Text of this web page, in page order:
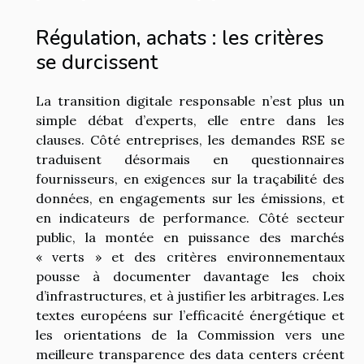
Régulation, achats : les critères
se durcissent
La transition digitale responsable n’est plus un
simple débat d’experts, elle entre dans les
clauses. Côté entreprises, les demandes RSE se
traduisent désormais en questionnaires
fournisseurs, en exigences sur la traçabilité des
données, en engagements sur les émissions, et
en indicateurs de performance. Côté secteur
public, la montée en puissance des marchés
« verts » et des critères environnementaux
pousse à documenter davantage les choix
d’infrastructures, et à justifier les arbitrages. Les
textes européens sur l’efficacité énergétique et
les orientations de la Commission vers une
meilleure transparence des data centers créent